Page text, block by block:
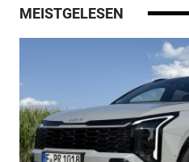
MEISTGELESEN